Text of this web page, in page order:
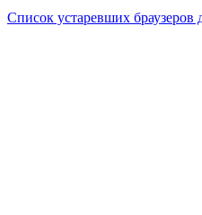
Список устаревших